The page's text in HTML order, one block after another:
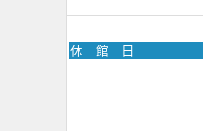
月
曜
休 館 日